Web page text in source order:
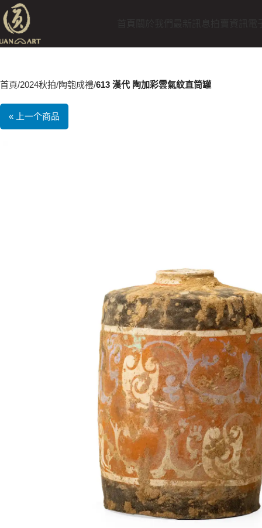
首頁 2024秋拍 陶匏成禮 613 漢代 陶加彩雲氣紋直筒罐
« 上一个商品